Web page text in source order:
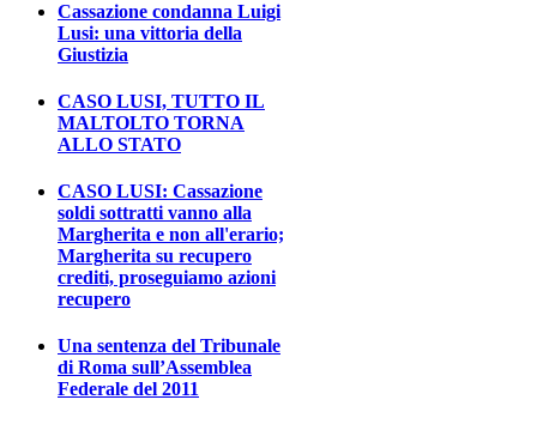
Cassazione condanna Luigi
Lusi: una vittoria della
Giustizia
CASO LUSI, TUTTO IL
MALTOLTO TORNA
ALLO STATO
CASO LUSI: Cassazione
soldi sottratti vanno alla
Margherita e non all'erario;
Margherita su recupero
crediti, proseguiamo azioni
recupero
Una sentenza del Tribunale
di Roma sull’Assemblea
Federale del 2011